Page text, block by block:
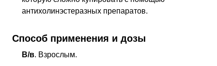
антихолинэстеразных препаратов.
Способ применения и дозы
В/в. Взрослым.